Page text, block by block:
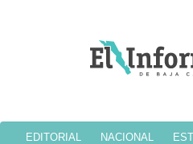
EDITORIAL NACIONAL